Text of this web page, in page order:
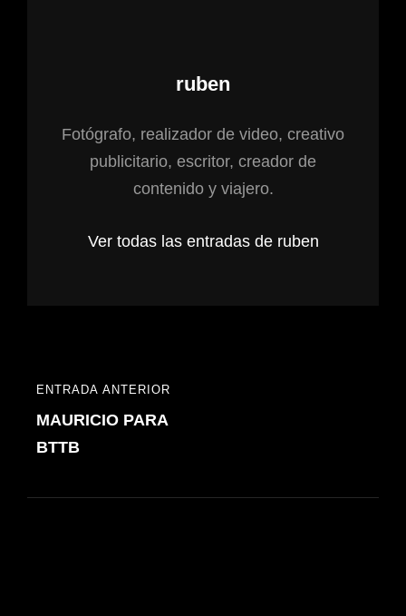
Autor:
ruben
Fotógrafo, realizador de video, creativo
publicitario, escritor, creador de
contenido y viajero.
Ver todas las entradas de ruben
Navegación
de
entradas
ENTRADA
ANTERIOR
ENTRADA ANTERIOR
MAURICIO PARA
BTTB